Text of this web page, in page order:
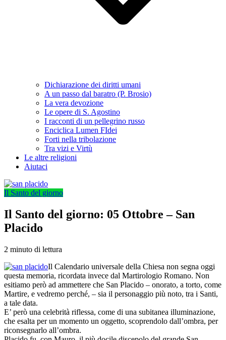
Dichiarazione dei diritti umani
A un passo dal baratro (P. Brosio)
La vera devozione
Le opere di S. Agostino
I racconti di un pellegrino russo
Enciclica Lumen FIdei
Forti nella tribolazione
Tra vizi e Virtù
Le altre religioni
Aiutaci
Il Santo del giorno
Il Santo del giorno: 05 Ottobre – San
Placido
2 minuto di lettura
Il Calendario universale della Chiesa non segna oggi
questa memoria, ricordata invece dal Martirologio Romano. Non
esitiamo però ad ammettere che San Placido – onorato, a torto, come
Martire, e vedremo perché, – sia il personaggio più noto, tra i Santi,
a tale data.
E’ però una celebrità riflessa, come di una subitanea illuminazione,
che esalta per un momento un oggetto, scoprendolo dall’ombra, per
riconsegnarlo all’ombra.